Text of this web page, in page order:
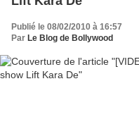
Publié le 08/02/2010 à 16:57
Par Le Blog de Bollywood